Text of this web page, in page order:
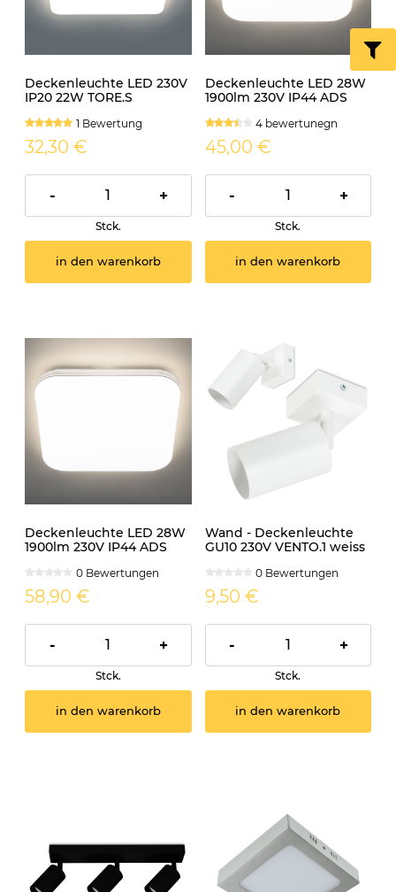
Deckenleuchte LED 230V
IP20 22W TORE.S
1 Bewertung
32,30 €
- +
Stck.
in den warenkorb
Deckenleuchte LED 28W
1900lm 230V IP44 ADS
4 bewertunegn
45,00 €
- +
Stck.
in den warenkorb
Deckenleuchte LED 28W
1900lm 230V IP44 ADS
0 Bewertungen
58,90 €
- +
Stck.
in den warenkorb
Wand - Deckenleuchte
GU10 230V VENTO.1 weiss
0 Bewertungen
9,50 €
- +
Stck.
in den warenkorb